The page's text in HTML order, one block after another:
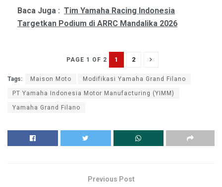
Baca Juga : Tim Yamaha Racing Indonesia
Targetkan Podium di ARRC Mandalika 2026
PAGE 1 OF 2 1 2
Tags: Maison Moto Modifikasi Yamaha Grand Filano
PT Yamaha Indonesia Motor Manufacturing (YIMM)
Yamaha Grand Filano
Previous Post